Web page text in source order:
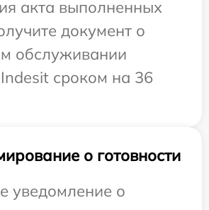
акта выполненных
документ о
обслуживании
сроком на 36
о готовности
уведомление о